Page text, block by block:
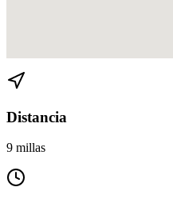
Distancia
9 millas